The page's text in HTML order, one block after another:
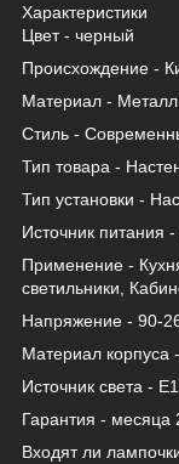
Характеристики
Цвет - черный
Происхождение -
Материал - Металл
Стиль -
Тип товара -
Тип установки -
Источник питания
Применение -
светильники,
Напряжение - 90-
Материал корпуса
Источник света -
Гарантия - месяца
Входят ли